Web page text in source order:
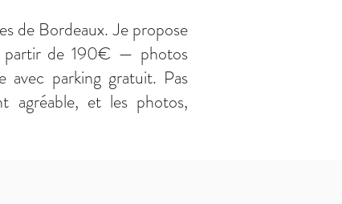
de Bordeaux. Je propose
partir de 190€ — photos
avec parking gratuit. Pas
agréable, et les photos,